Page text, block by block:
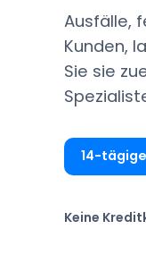
Ausfälle,
Kunden,
Sie sie
14-
Keine